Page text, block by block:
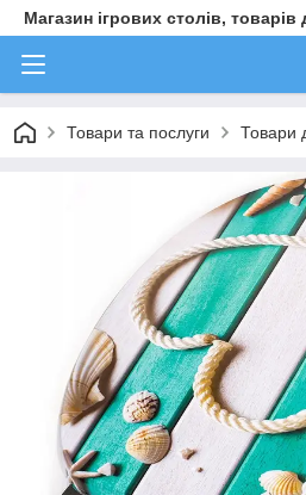
Магазин ігрових столів, товарів
Товари та послуги Товари